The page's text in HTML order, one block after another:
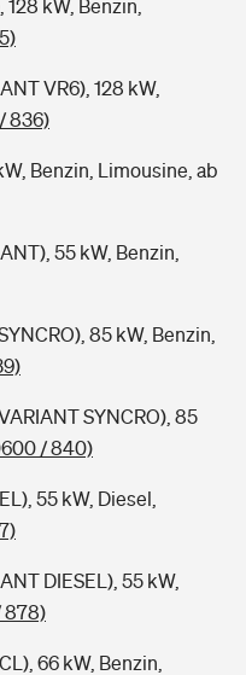
128 kW, Benzin,
VR6), 128 kW,
836)
Benzin, Limousine, ab
55 kW, Benzin,
85 kW, Benzin,
SYNCRO), 85
/ 840)
55 kW, Diesel,
DIESEL), 55 kW,
878)
66 kW, Benzin,